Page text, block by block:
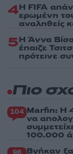
4Η FIFA
ερωμένη
αναληθείς
5Η Άννα
έπαιζε
πρότεινε
Πιο
104 Marfin: Η
να
100.000
Βγήκαν